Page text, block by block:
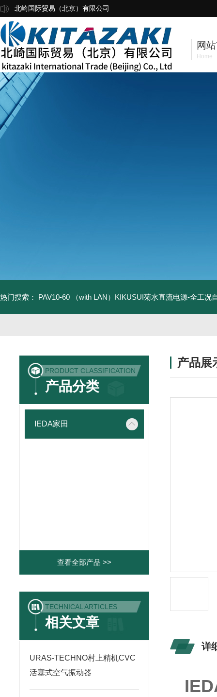
北崎国际贸易（北京）有限公司
网
Home
热门搜索： PAV10-60 （with LAN）KIKUSUI菊水直流电源-全工况
PRODUCT CLASSIFICATION
产品分类
IEDA家田
查看全部产品 >>
TECHNICAL ARTICLES
相关文章
URAS-TECHNO村上精机CVC
活塞式空气振动器
产品展
详